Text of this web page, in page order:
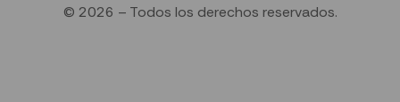
© 2026 – Todos los derechos reservados.